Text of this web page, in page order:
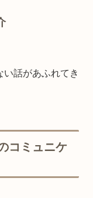
話があふれてき
コミュニケ